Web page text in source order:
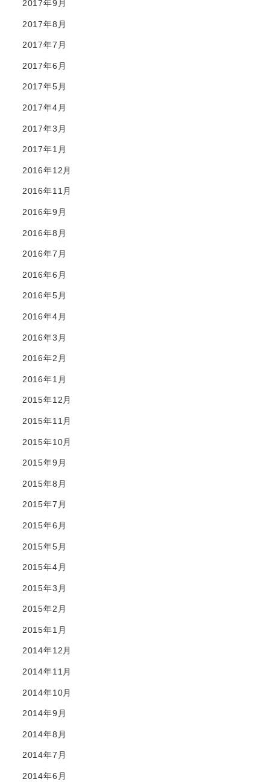
2017年9月
2017年8月
2017年7月
2017年6月
2017年5月
2017年4月
2017年3月
2017年1月
2016年12月
2016年11月
2016年9月
2016年8月
2016年7月
2016年6月
2016年5月
2016年4月
2016年3月
2016年2月
2016年1月
2015年12月
2015年11月
2015年10月
2015年9月
2015年8月
2015年7月
2015年6月
2015年5月
2015年4月
2015年3月
2015年2月
2015年1月
2014年12月
2014年11月
2014年10月
2014年9月
2014年8月
2014年7月
2014年6月